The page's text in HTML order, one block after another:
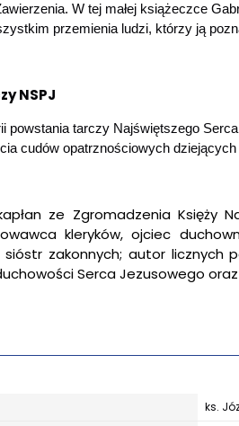
W tej małej książeczce
przemienia ludzi, którzy ją
NSPJ
powstania tarczy Najświętszego
cudów opatrznościowych
ze Zgromadzenia Księży
kleryków, ojciec
zakonnych; autor licznych
Serca Jezusowego
ks.